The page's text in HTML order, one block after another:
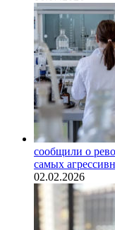
сообщили о
самых
02.02.2026